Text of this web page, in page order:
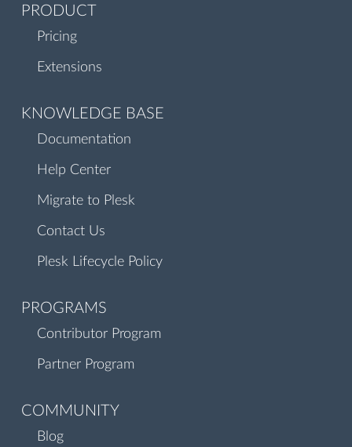
PRODUCT
Pricing
Extensions
KNOWLEDGE BASE
Documentation
Help Center
Migrate to Plesk
Contact Us
Plesk Lifecycle Policy
PROGRAMS
Contributor Program
Partner Program
COMMUNITY
Blog